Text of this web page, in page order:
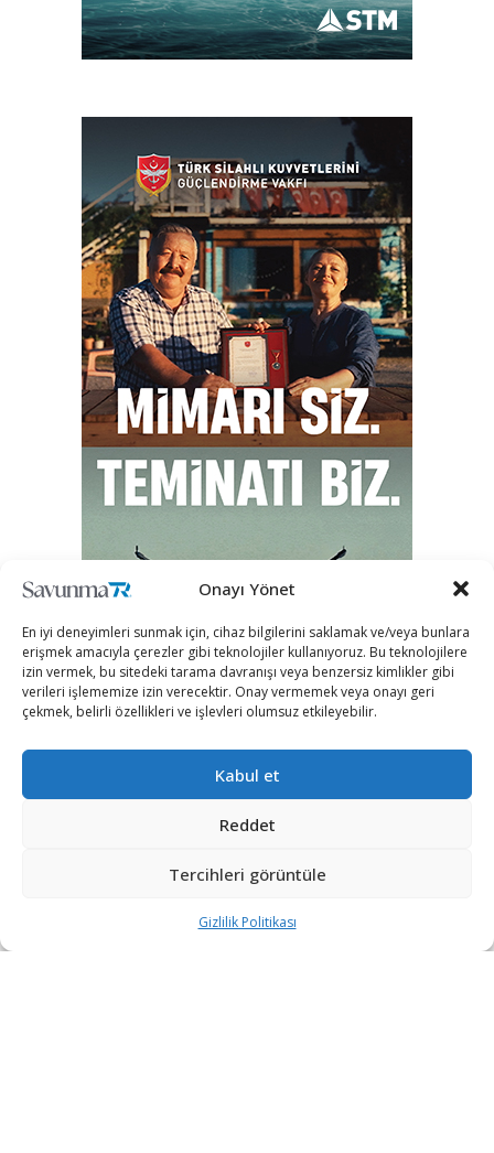
Onayı Yönet
En iyi deneyimleri sunmak için, cihaz bilgilerini saklamak ve/veya bunlara
erişmek amacıyla çerezler gibi teknolojiler kullanıyoruz. Bu teknolojilere
izin vermek, bu sitedeki tarama davranışı veya benzersiz kimlikler gibi
verileri işlememize izin verecektir. Onay vermemek veya onayı geri
çekmek, belirli özellikleri ve işlevleri olumsuz etkileyebilir.
Kabul et
Reddet
Tercihleri görüntüle
Gizlilik Politikası